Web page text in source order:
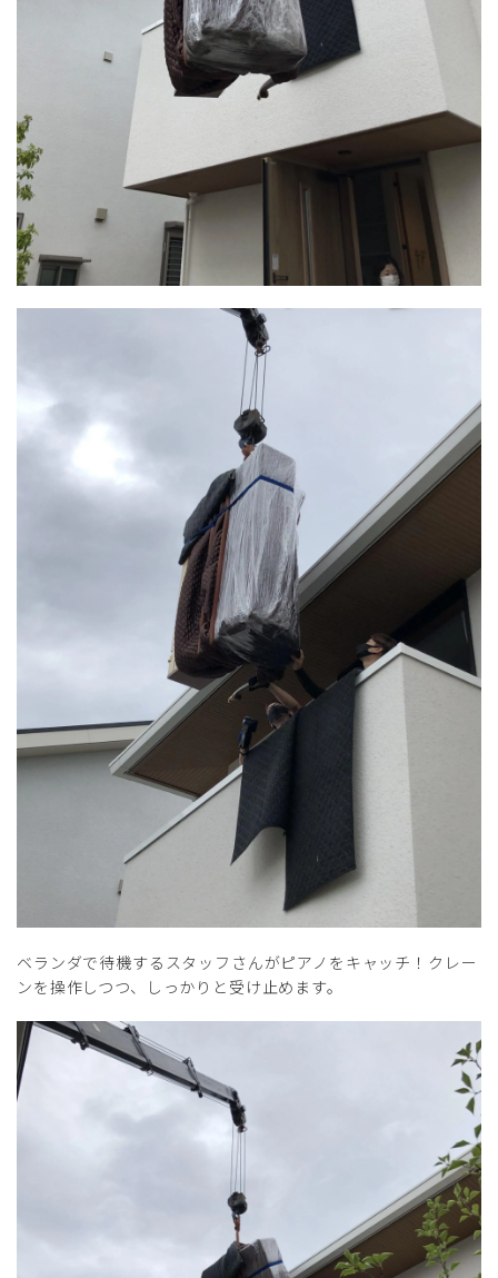
ベランダで待機するスタッフさんがピアノをキャッチ！クレー
ンを操作しつつ、しっかりと受け止めます。